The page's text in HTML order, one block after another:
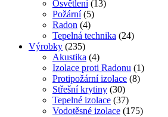
Osvětlení (13)
Požární (5)
Radon (4)
Tepelná technika (24)
Výrobky (235)
Akustika (4)
Izolace proti Radonu (1)
Protipožární izolace (8)
Střešní krytiny (30)
Tepelné izolace (37)
Vodotěsné izolace (175)